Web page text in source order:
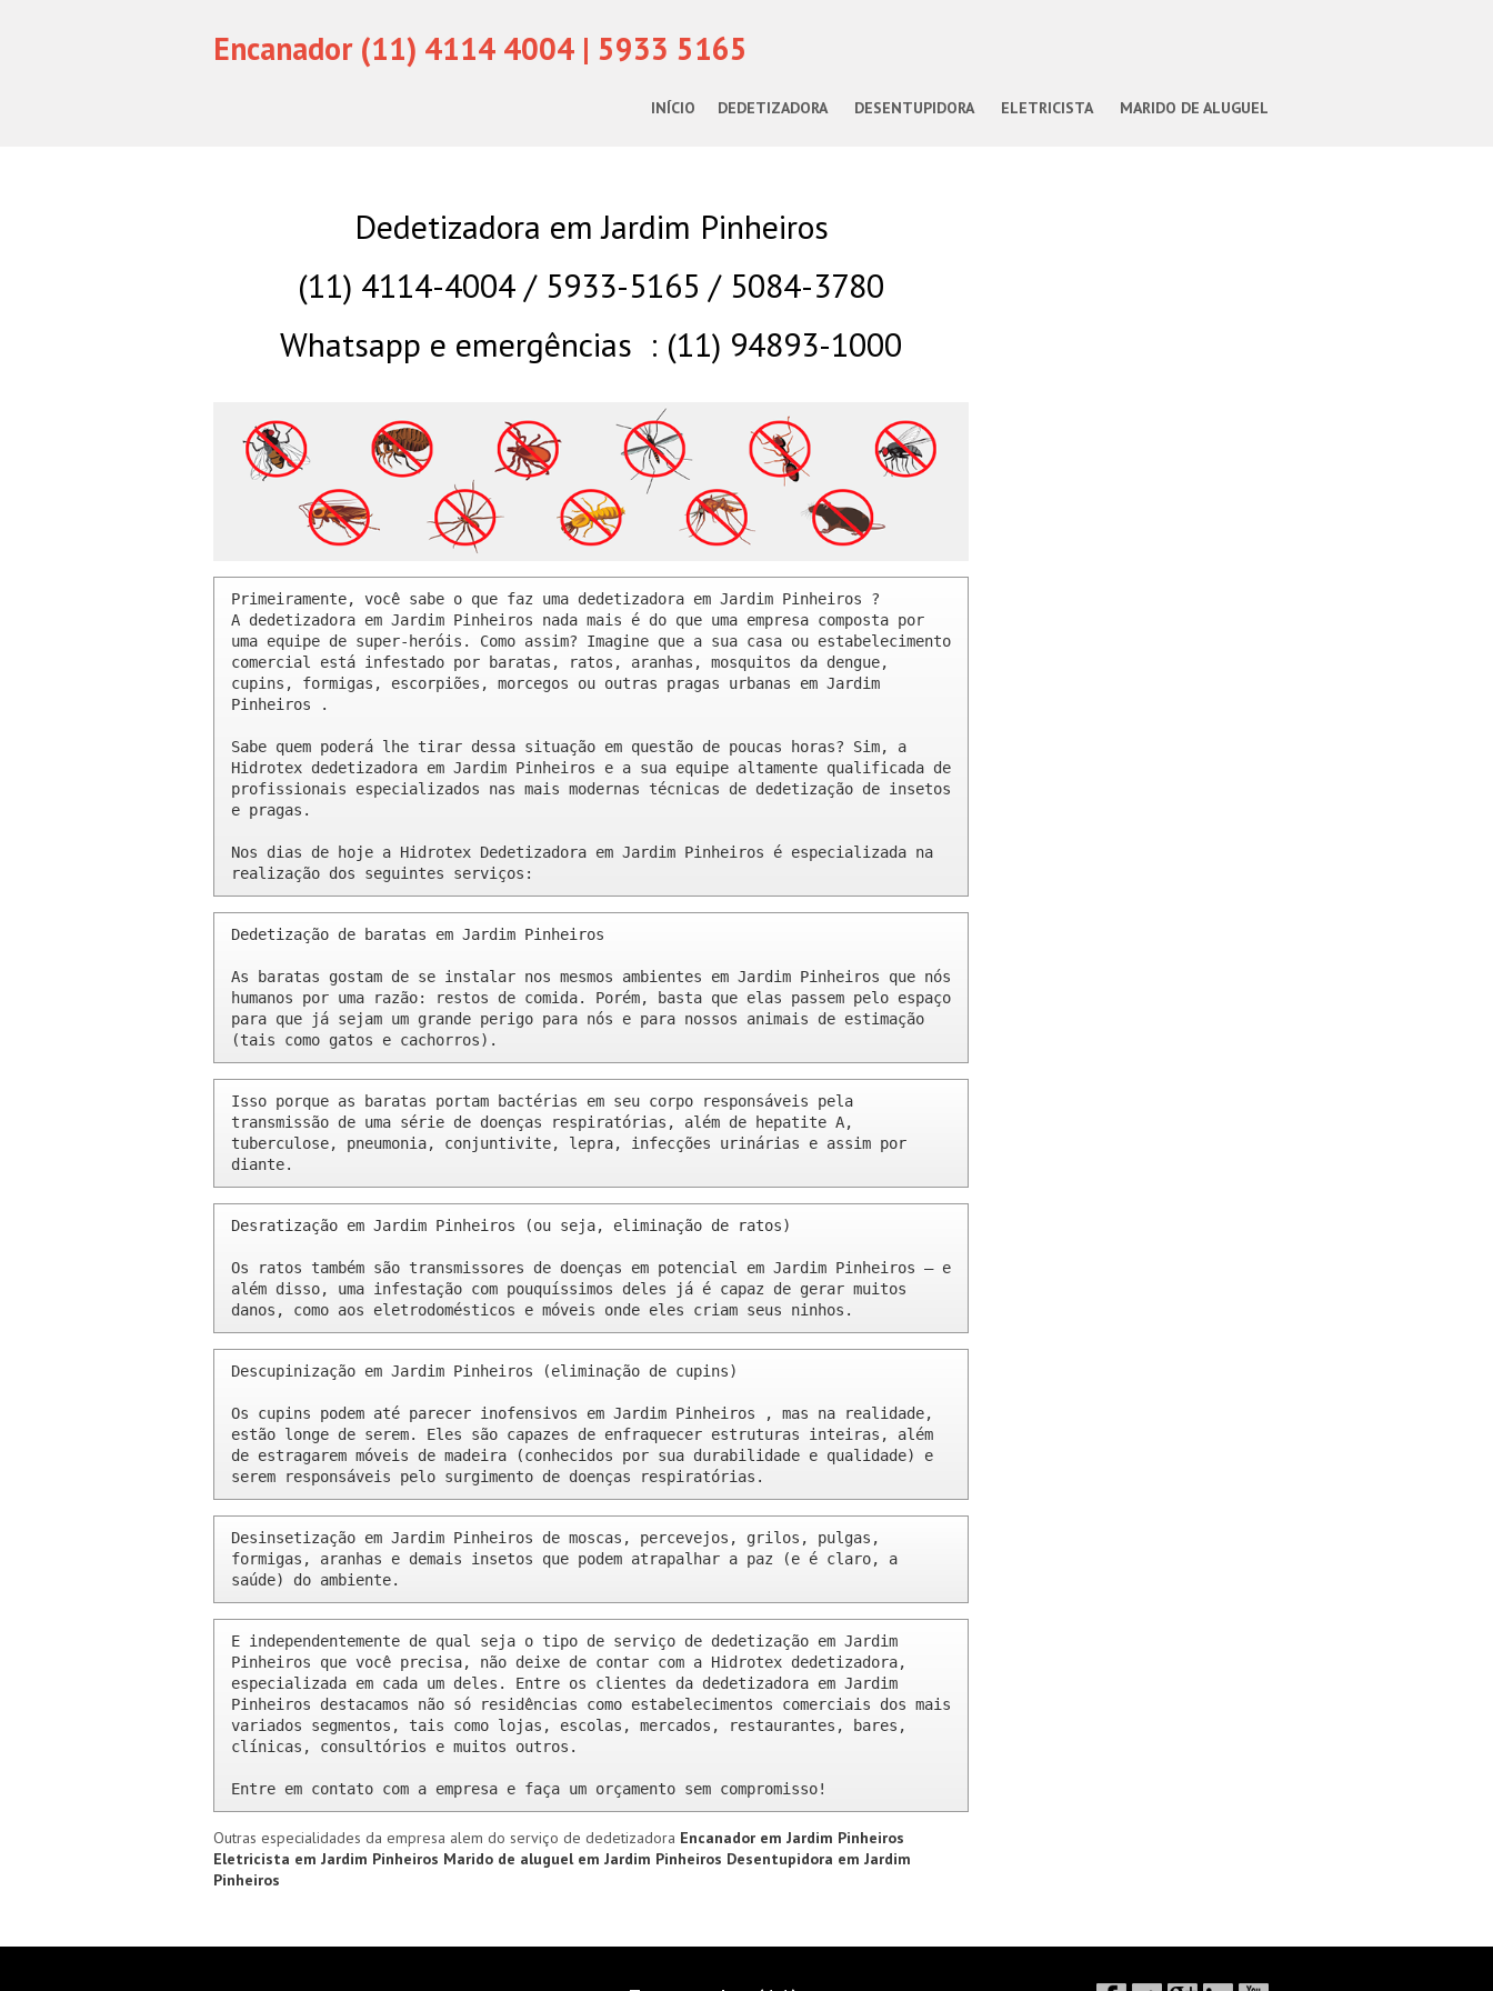
Encanador (11) 4114 4004 | 5933 5165
INÍCIO DEDETIZADORA DESENTUPIDORA ELETRICISTA MARIDO DE ALUGUEL
Dedetizadora em Jardim Pinheiros
(11) 4114-4004 / 5933-5165 / 5084-3780
Whatsapp e emergências : (11) 94893-1000
Primeiramente, você sabe o que faz uma dedetizadora em Jardim Pinheiros ?
A dedetizadora em Jardim Pinheiros nada mais é do que uma empresa composta por
uma equipe de super-heróis. Como assim? Imagine que a sua casa ou estabelecimento
comercial está infestado por baratas, ratos, aranhas, mosquitos da dengue,
cupins, formigas, escorpiões, morcegos ou outras pragas urbanas em Jardim
Pinheiros .
Sabe quem poderá lhe tirar dessa situação em questão de poucas horas? Sim, a
Hidrotex dedetizadora em Jardim Pinheiros e a sua equipe altamente qualificada de
profissionais especializados nas mais modernas técnicas de dedetização de insetos
e pragas.
Nos dias de hoje a Hidrotex Dedetizadora em Jardim Pinheiros é especializada na
realização dos seguintes serviços:
Dedetização de baratas em Jardim Pinheiros
As baratas gostam de se instalar nos mesmos ambientes em Jardim Pinheiros que nós
humanos por uma razão: restos de comida. Porém, basta que elas passem pelo espaço
para que já sejam um grande perigo para nós e para nossos animais de estimação
(tais como gatos e cachorros).
Isso porque as baratas portam bactérias em seu corpo responsáveis pela
transmissão de uma série de doenças respiratórias, além de hepatite A,
tuberculose, pneumonia, conjuntivite, lepra, infecções urinárias e assim por
diante.
Desratização em Jardim Pinheiros (ou seja, eliminação de ratos)
Os ratos também são transmissores de doenças em potencial em Jardim Pinheiros – e
além disso, uma infestação com pouquíssimos deles já é capaz de gerar muitos
danos, como aos eletrodomésticos e móveis onde eles criam seus ninhos.
Descupinização em Jardim Pinheiros (eliminação de cupins)
Os cupins podem até parecer inofensivos em Jardim Pinheiros , mas na realidade,
estão longe de serem. Eles são capazes de enfraquecer estruturas inteiras, além
de estragarem móveis de madeira (conhecidos por sua durabilidade e qualidade) e
serem responsáveis pelo surgimento de doenças respiratórias.
Desinsetização em Jardim Pinheiros de moscas, percevejos, grilos, pulgas,
formigas, aranhas e demais insetos que podem atrapalhar a paz (e é claro, a
saúde) do ambiente.
E independentemente de qual seja o tipo de serviço de dedetização em Jardim
Pinheiros que você precisa, não deixe de contar com a Hidrotex dedetizadora,
especializada em cada um deles. Entre os clientes da dedetizadora em Jardim
Pinheiros destacamos não só residências como estabelecimentos comerciais dos mais
variados segmentos, tais como lojas, escolas, mercados, restaurantes, bares,
clínicas, consultórios e muitos outros.
Entre em contato com a empresa e faça um orçamento sem compromisso!
Outras especialidades da empresa alem do serviço de dedetizadora Encanador em Jardim Pinheiros
Eletricista em Jardim Pinheiros Marido de aluguel em Jardim Pinheiros Desentupidora em Jardim
Pinheiros